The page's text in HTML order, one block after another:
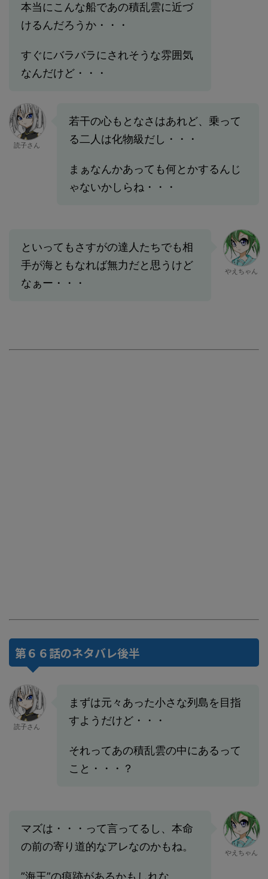
本当にこんな船であの積乱雲に近づ
けるんだろうか・・・
すぐにバラバラにされそうな雰囲気
なんだけど・・・
読子さん
若干の心もとなさはあれど、乗って
る二人は化物級だし・・・
まぁなんかあっても何とかするんじ
ゃないかしらね・・・
といってもさすがの達人たちでも相
手が海ともなれば無力だと思うけど
なぁー・・・
やえちゃん
第６６話のネタバレ後半
読子さん
まずは元々あった小さな列島を目指
すようだけど・・・
それってあの積乱雲の中にあるって
こと・・・？
マズは・・・って言ってるし、本命
の前の寄り道的なアレなのかもね。
やえちゃん